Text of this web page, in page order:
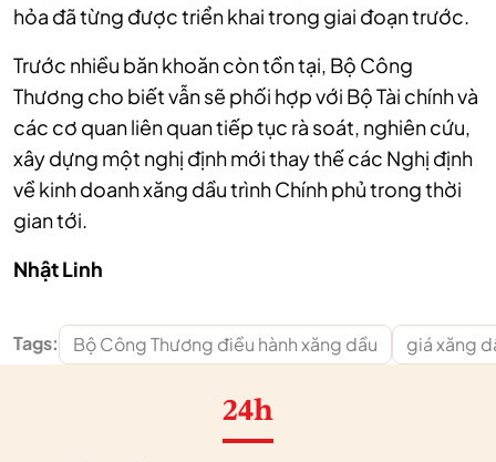
hỏa đã từng được triển khai trong giai đoạn trước.
Trước nhiều băn khoăn còn tồn tại, Bộ Công
Thương cho biết vẫn sẽ phối hợp với Bộ Tài chính và
các cơ quan liên quan tiếp tục rà soát, nghiên cứu,
xây dựng một nghị định mới thay thế các Nghị định
về kinh doanh xăng dầu trình Chính phủ trong thời
gian tới.
Nhật Linh
Tags: Bộ Công Thương điều hành xăng dầu giá xăng
24h